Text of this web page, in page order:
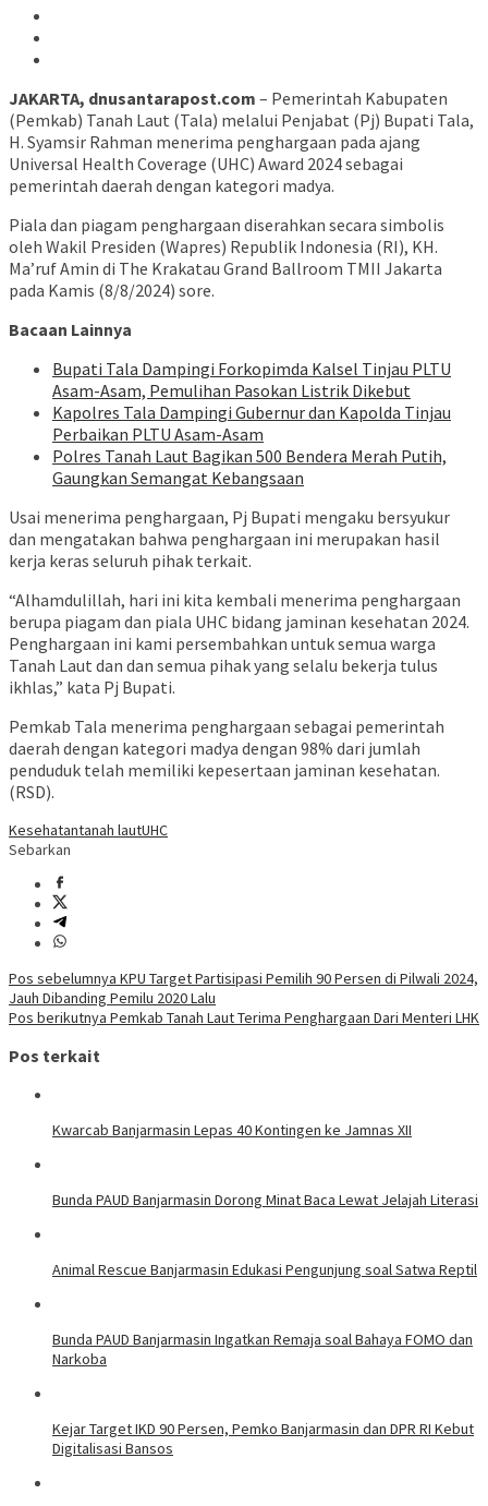
JAKARTA, dnusantarapost.com – Pemerintah Kabupaten
(Pemkab) Tanah Laut (Tala) melalui Penjabat (Pj) Bupati Tala,
H. Syamsir Rahman menerima penghargaan pada ajang
Universal Health Coverage (UHC) Award 2024 sebagai
pemerintah daerah dengan kategori madya.
Piala dan piagam penghargaan diserahkan secara simbolis
oleh Wakil Presiden (Wapres) Republik Indonesia (RI), KH.
Ma’ruf Amin di The Krakatau Grand Ballroom TMII Jakarta
pada Kamis (8/8/2024) sore.
Bacaan Lainnya
Bupati Tala Dampingi Forkopimda Kalsel Tinjau PLTU
Asam-Asam, Pemulihan Pasokan Listrik Dikebut
Kapolres Tala Dampingi Gubernur dan Kapolda Tinjau
Perbaikan PLTU Asam-Asam
Polres Tanah Laut Bagikan 500 Bendera Merah Putih,
Gaungkan Semangat Kebangsaan
Usai menerima penghargaan, Pj Bupati mengaku bersyukur
dan mengatakan bahwa penghargaan ini merupakan hasil
kerja keras seluruh pihak terkait.
“Alhamdulillah, hari ini kita kembali menerima penghargaan
berupa piagam dan piala UHC bidang jaminan kesehatan 2024.
Penghargaan ini kami persembahkan untuk semua warga
Tanah Laut dan dan semua pihak yang selalu bekerja tulus
ikhlas,” kata Pj Bupati.
Pemkab Tala menerima penghargaan sebagai pemerintah
daerah dengan kategori madya dengan 98% dari jumlah
penduduk telah memiliki kepesertaan jaminan kesehatan.
(RSD).
Kesehatantanah lautUHC
Sebarkan
Navigasi
pos
Pos sebelumnya KPU Target Partisipasi Pemilih 90 Persen di Pilwali 2024,
Jauh Dibanding Pemilu 2020 Lalu
Pos berikutnya Pemkab Tanah Laut Terima Penghargaan Dari Menteri LHK
Pos terkait
Kwarcab Banjarmasin Lepas 40 Kontingen ke Jamnas XII
Bunda PAUD Banjarmasin Dorong Minat Baca Lewat Jelajah Literasi
Animal Rescue Banjarmasin Edukasi Pengunjung soal Satwa Reptil
Bunda PAUD Banjarmasin Ingatkan Remaja soal Bahaya FOMO dan
Narkoba
Kejar Target IKD 90 Persen, Pemko Banjarmasin dan DPR RI Kebut
Digitalisasi Bansos